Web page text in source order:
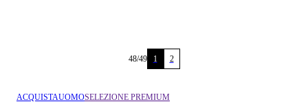
48/49 1 2
ACQUISTAUOMOSELEZIONE PREMIUM